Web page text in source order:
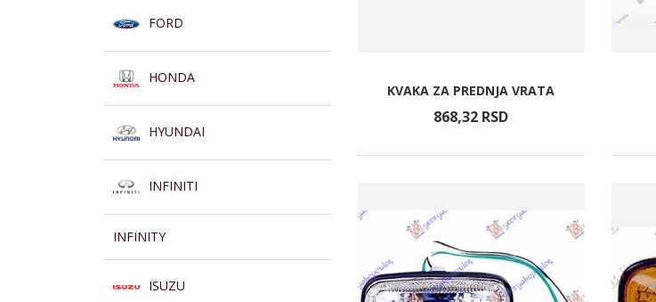
FORD
HONDA
HYUNDAI
INFINITI
INFINITY
ISUZU
KVAKA ZA PREDNJA VRATA
868,32 RSD